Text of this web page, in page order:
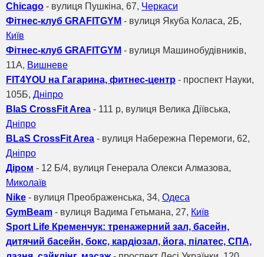
Chicago - вулиця Пушкіна, 67, Черкаси
Фітнес-клуб GRAFITGYM - вулиця Якуба Коласа, 2Б,
Київ
Фітнес-клуб GRAFITGYM - вулиця Машинобудівників,
11А, Вишневе
FIT4YOU на Гагарина, фитнес-центр - проспект Науки,
105Б, Дніпро
BlaS CrossFit Area - 111 р, вулиця Велика Діївська,
Дніпро
BLaS CrossFit Area - вулиця Набережна Перемоги, 62,
Дніпро
Діром - 12 Б/4, вулиця Генерала Олекси Алмазова,
Миколаїв
Nike - вулиця Преображенська, 34, Одеса
GymBeam - вулиця Вадима Гетьмана, 27, Київ
Sport Life Кременчук: тренажерний зал, басейн,
дитячий басейн, бокс, кардіозал, йога, пілатес, СПА,